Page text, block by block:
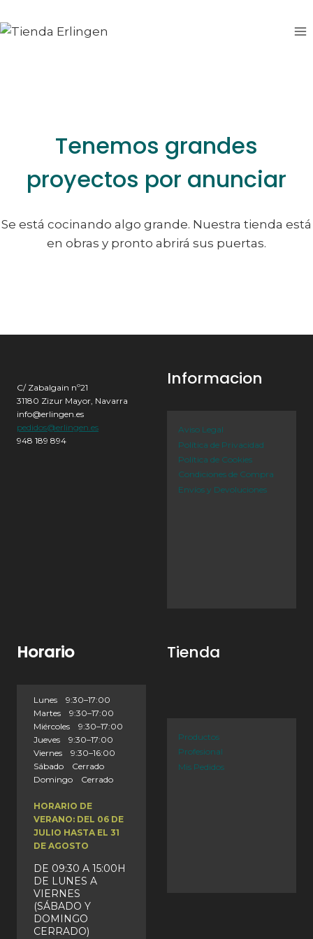
al
al
Tenemos grandes
proyectos por anunciar
Se está cocinando algo grande. Nuestra tienda está
en obras y pronto abrirá sus puertas.
C/ Zabalgain nº21
31180 Zizur Mayor, Navarra
info@erlingen.es
pedidos@erlingen.es
948 189 894
Informacion
Aviso Legal
Política de Privacidad
Política de Cookies
Condiciones de Compra
Envíos y Devoluciones
Horario
Lunes 9:30–17:00
Martes 9:30–17:00
Miércoles 9:30–17:00
Jueves 9:30–17:00
Viernes 9:30–16:00
Sábado Cerrado
Domingo Cerrado
HORARIO DE
VERANO: DEL 06 DE
JULIO HASTA EL 31
DE AGOSTO
DE 09:30 A 15:00H
DE LUNES A
VIERNES
(SÁBADO Y
DOMINGO
CERRADO)
Tienda
Productos
Profesional
Mis Pedidos